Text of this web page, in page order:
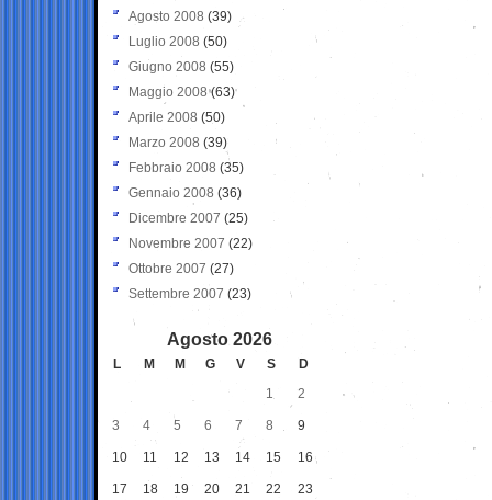
Agosto 2008 (39)
Luglio 2008 (50)
Giugno 2008 (55)
Maggio 2008(63)
Aprile 2008 (50)
Marzo 2008 (39)
Febbraio 2008 (35)
Gennaio 2008 (36)
Dicembre 2007 (25)
Novembre 2007 (22)
Ottobre 2007 (27)
Settembre 2007 (23)
Agosto 2026
L M M G V S
D
1
2
3 4 5 6 7 8 9
10 11 12 13 14 15 16
17 18 19 20 21 22 23